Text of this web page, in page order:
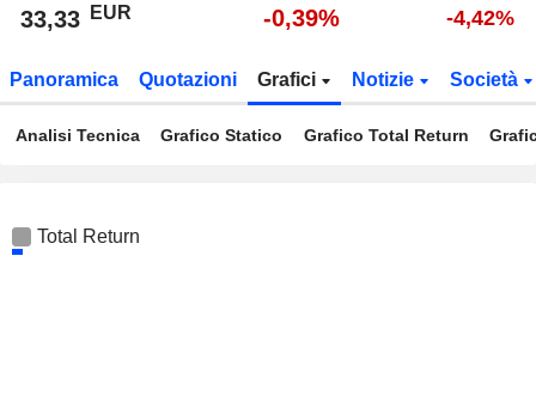
33,33 EUR -0,39% -4,42%
Panoramica Quotazioni Grafici Notizie Società
Analisi Tecnica Grafico Statico Grafico Total Return
Total Return